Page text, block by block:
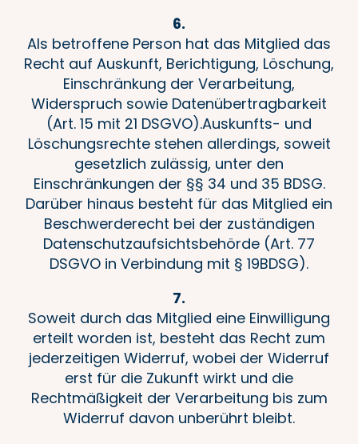
6.
Als betroffene Person hat das Mitglied das
Recht auf Auskunft, Berichtigung, Löschung,
Einschränkung der Verarbeitung,
Widerspruch sowie Datenübertragbarkeit
(Art. 15 mit 21 DSGVO).Auskunfts- und
Löschungsrechte stehen allerdings, soweit
gesetzlich zulässig, unter den
Einschränkungen der §§ 34 und 35 BDSG.
Darüber hinaus besteht für das Mitglied ein
Beschwerderecht bei der zuständigen
Datenschutzaufsichtsbehörde (Art. 77
DSGVO in Verbindung mit § 19BDSG).
7.
Soweit durch das Mitglied eine Einwilligung
erteilt worden ist, besteht das Recht zum
jederzeitigen Widerruf, wobei der Widerruf
erst für die Zukunft wirkt und die
Rechtmäßigkeit der Verarbeitung bis zum
Widerruf davon unberührt bleibt.